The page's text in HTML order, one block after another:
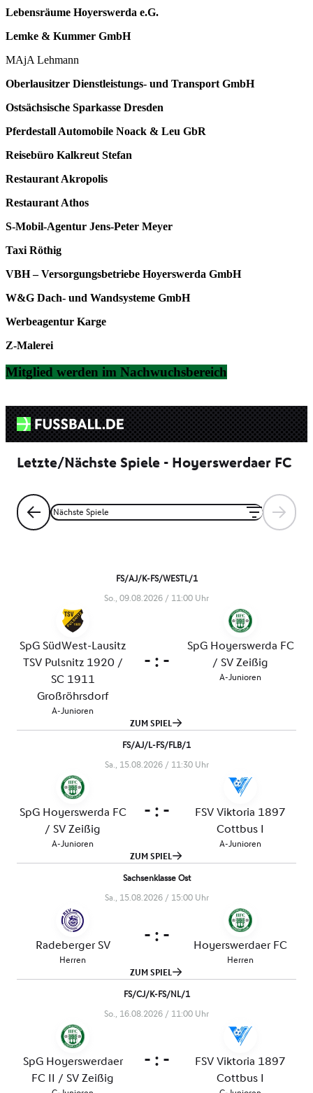
Lebensräume Hoyerswerda e.G.
Lemke & Kummer GmbH
MAjA Lehmann
Oberlausitzer Dienstleistungs- und Transport GmbH
Ostsächsische Sparkasse Dresden
Pferdestall Automobile Noack & Leu GbR
Reisebüro Kalkreut Stefan
Restaurant Akropolis
Restaurant Athos
S-Mobil-Agentur Jens-Peter Meyer
Taxi Röthig
VBH – Versorgungsbetriebe Hoyerswerda GmbH
W&G Dach- und Wandsysteme GmbH
Werbeagentur Karge
Z-Malerei
Mitglied werden im Nachwuchsbereich